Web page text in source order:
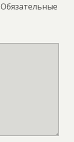
Обязательные